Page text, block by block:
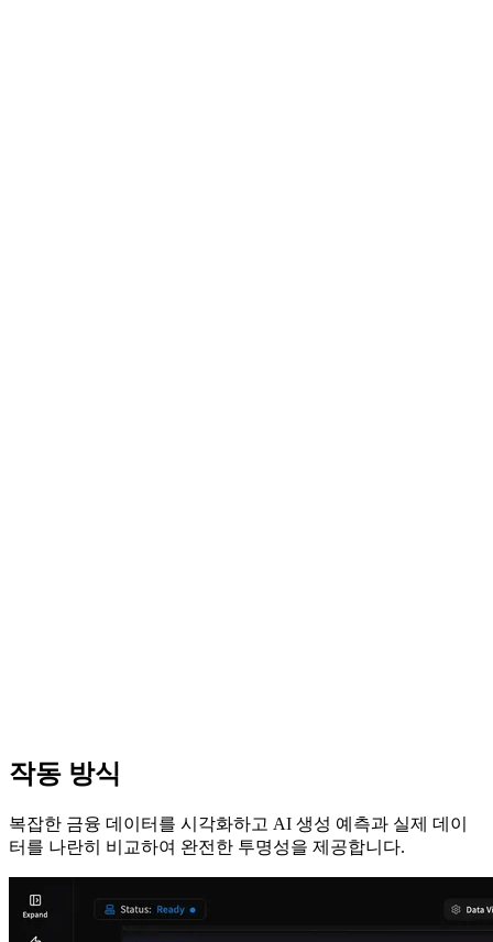
작동 방식
복잡한 금융 데이터를 시각화하고 AI 생성 예측과 실제 데이
터를 나란히 비교하여 완전한 투명성을 제공합니다.